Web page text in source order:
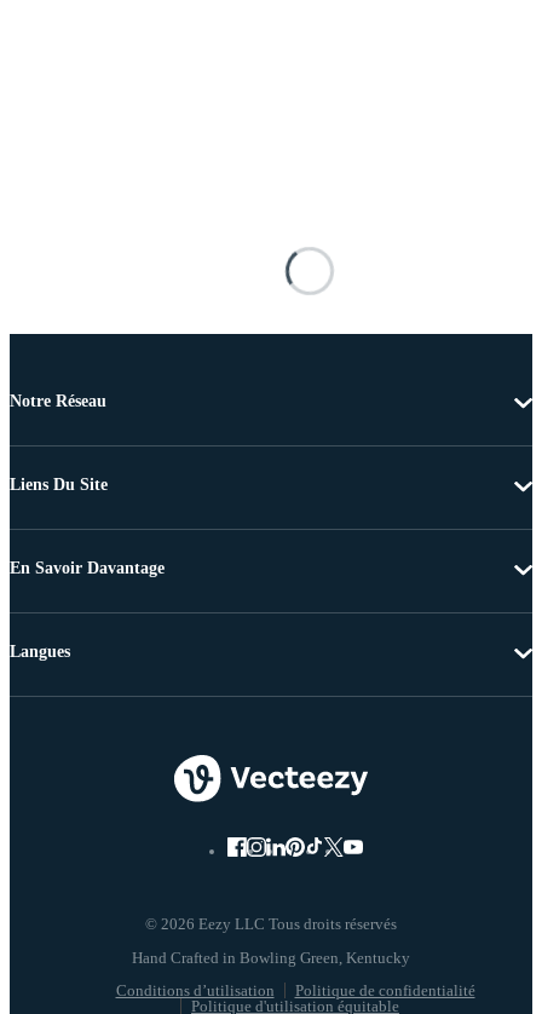
Notre Réseau
Liens Du Site
En Savoir Davantage
© 2026 Eezy LLC Tous droits réservés
Conditions d’utilisation
Politique de confidentialité
Politique d'utilisation équitable
Langues